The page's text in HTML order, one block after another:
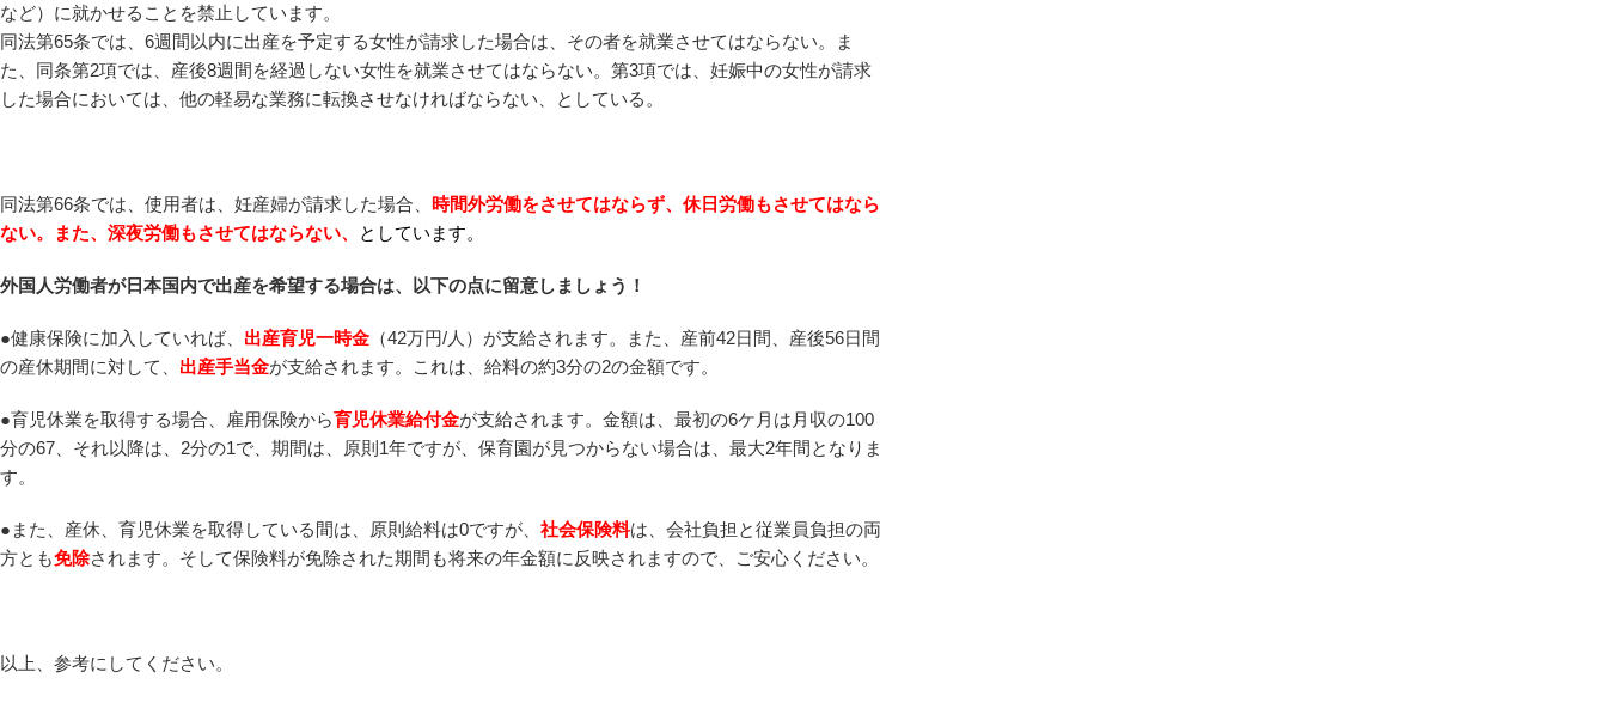
など）に就かせることを禁止しています。
同法第65条では、6週間以内に出産を予定する女性が請求した場合は、その者を就業させてはならない。ま
た、同条第2項では、産後8週間を経過しない女性を就業させてはならない。第3項では、妊娠中の女性が請求
した場合においては、他の軽易な業務に転換させなければならない、としている。
同法第66条では、使用者は、妊産婦が請求した場合、 時間外労働をさせてはならず、休日労働もさせてはなら
ない。また、深夜労働もさせてはならない、
としています。
外国人労働者が日本国内で出産を希望する場合は、以下の点に留意しましょう！
●健康保険に加入していれば、 出産育児一時金 （42万円/人）が支給されます。また、産前42日間、産後56日間
の産休期間に対して、 出産手当金が支給されます。これは、給料の約3分の2の金額です。
●育児休業を取得する場合、雇用保険から育児休業給付金が支給されます。金額は、最初の6ケ月は月収の100
分の67、それ以降は、2分の1で、期間は、原則1年ですが、保育園が見つからない場合は、最大2年間となりま
す。
●また、産休、育児休業を取得している間は、原則給料は0ですが、 社会保険料は、会社負担と従業員負担の両
方とも免除されます。そして保険料が免除された期間も将来の年金額に反映されますので、ご安心ください。
以上、参考にしてください。